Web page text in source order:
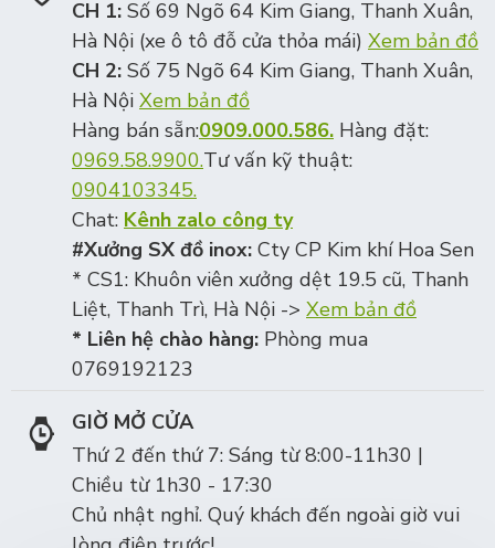
CH 1: Số 69 Ngõ 64 Kim Giang, Thanh Xuân,
Hà Nội (xe ô tô đỗ cửa thỏa mái) Xem bản đồ
CH 2: Số 75 Ngõ 64 Kim Giang, Thanh Xuân,
Hà Nội Xem bản đồ
Hàng bán sẵn:0909.000.586. Hàng đặt:
0969.58.9900.Tư vấn kỹ thuật:
0904103345.
Chat: Kênh zalo công ty
#Xưởng SX đồ inox: Cty CP Kim khí Hoa Sen
* CS1: Khuôn viên xưởng dệt 19.5 cũ, Thanh
Liệt, Thanh Trì, Hà Nội -> Xem bản đồ
* Liên hệ chào hàng: Phòng mua
0769192123
GIỜ MỞ CỬA
Thứ 2 đến thứ 7: Sáng từ 8:00-11h30 |
Chiều từ 1h30 - 17:30
Chủ nhật nghỉ. Quý khách đến ngoài giờ vui